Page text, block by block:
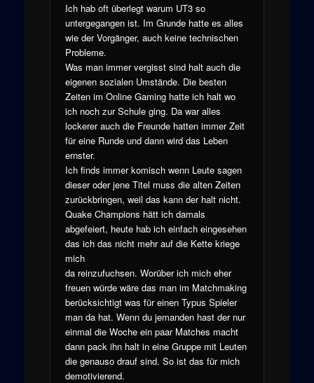
Ich hab oft überlegt warum UT3 so
untergegangen ist. Im Grunde hatte es alles
wie der Vorgänger, auch keine technischen
Probleme.
Was man immer vergisst sind halt auch die
eigenen sozialen Umstände. Die besten
Zeiten im Online Gaming hatte ich halt wo
ich noch zur Schule ging. Da war alles
lockerer auch die Freunde hatten immer Zeit
für eine Runde und dann wird das Leben
ernster.
Ich finds immer komisch wenn Leute sagen
dieser oder jene Titel muss die alten Zeiten
zurückbringen, weil das kann der halt nicht.
Quake Champions hätt ich damals
abgefeiert, heute hab ich einfach eingesehen
das ich das nicht mehr auf die Kette kriege
mich
da reinzufuchsen. Worüber ich mich eher
freuen würde wäre das man im Matchmaking
berücksichtigt was für einen Typus Spieler
man da hat. Wenn du jemanden hast der nur
einmal die Woche ein paar Matches macht
dann pack ihn halt in eine Gruppe mit Leuten
die genauso drauf sind. So ist das für mich
demotivierend.